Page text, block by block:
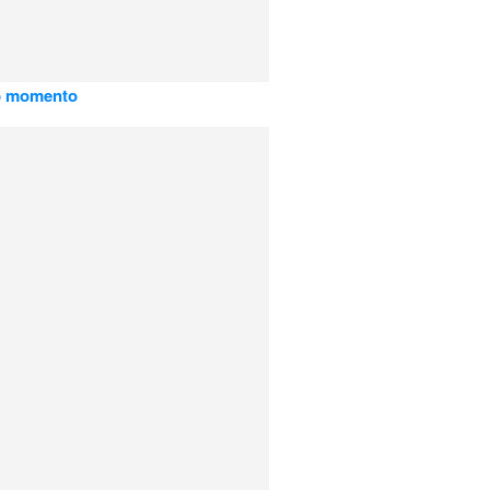
momento